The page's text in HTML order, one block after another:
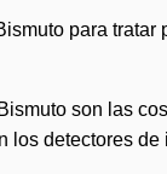
para
son las
los detectores